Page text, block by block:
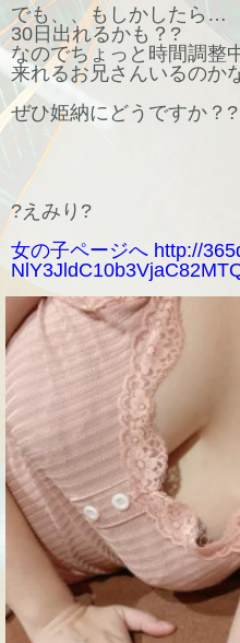
でも、、もしかしたら…
30日出れるかも？?
なのでちょっと時間調整
来れるお兄さんいるのか
ぜひ姫納にどうですか？?
?えみり?
女の子ページへ http://